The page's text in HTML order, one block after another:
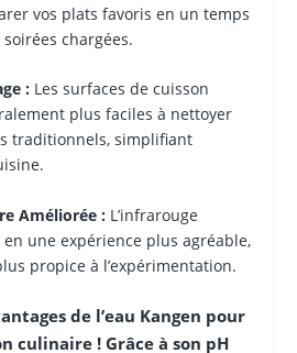
vos plats favoris en un temps
chargées.
:Les surfaces de cuisson
plus faciles à nettoyer
traditionnels, simplifiant
Améliorée :L’infrarouge
une expérience plus agréable,
propice à l’expérimentation.
de l’eau Kangen pour
culinaire ! Grâce à son pH